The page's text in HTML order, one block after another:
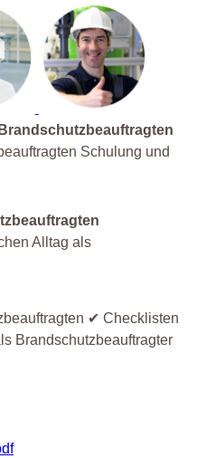
Schulung und
Alltag als
✔ Checklisten
Brandschutzbeauftragter